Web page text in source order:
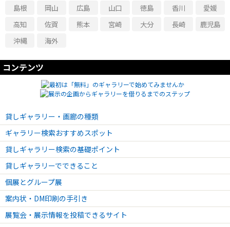
島根
岡山 広島 山口 徳島 香川
愛媛
高知
佐賀 熊本 宮崎 大分 長崎
鹿児島
沖縄
海外
コンテンツ
貸しギャラリー・画廊の種類
ギャラリー検索おすすめスポット
貸しギャラリー検索の基礎ポイント
貸しギャラリーでできること
個展とグループ展
案内状・DM印刷の手引き
展覧会・展示情報を投稿できるサイト